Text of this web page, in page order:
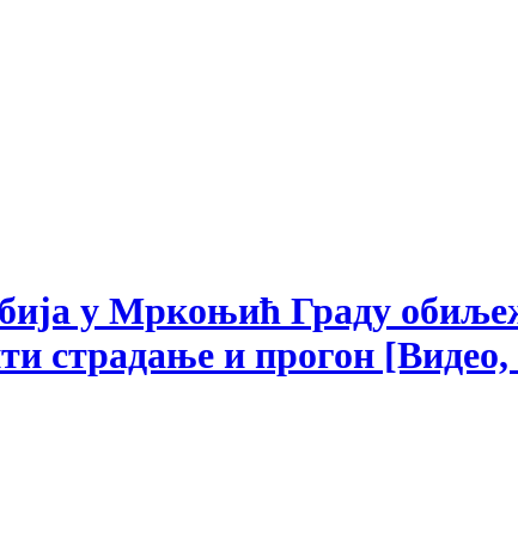
у Мркоњић Граду
страдање и прогон